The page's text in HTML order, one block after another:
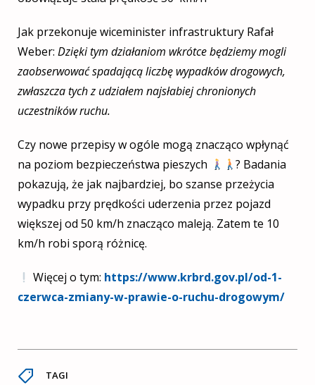
Jak przekonuje wiceminister infrastruktury Rafał
Weber: Dzięki tym działaniom wkrótce będziemy mogli
zaobserwować spadającą liczbę wypadków drogowych,
zwłaszcza tych z udziałem najsłabiej chronionych
uczestników ruchu.
Czy nowe przepisy w ogóle mogą znacząco wpłynąć
na poziom bezpieczeństwa pieszych
? Badania
pokazują, że jak najbardziej, bo szanse przeżycia
wypadku przy prędkości uderzenia przez pojazd
większej od 50 km/h znacząco maleją. Zatem te 10
km/h robi sporą różnicę.
Więcej o tym: https://www.krbrd.gov.pl/od-1-
czerwca-zmiany-w-prawie-o-ruchu-drogowym/
TAGI